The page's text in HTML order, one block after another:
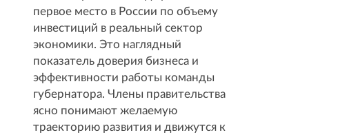
первое место в России по объему
инвестиций в реальный сектор
экономики. Это наглядный
показатель доверия бизнеса и
эффективности работы команды
губернатора. Члены правительства
ясно понимают желаемую
траекторию развития и движутся к